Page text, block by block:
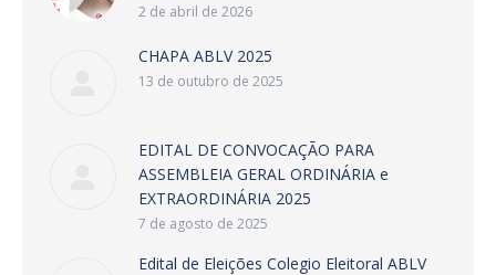
2 de abril de 2026
CHAPA ABLV 2025
13 de outubro de 2025
EDITAL DE CONVOCAÇÃO PARA
ASSEMBLEIA GERAL ORDINÁRIA e
EXTRAORDINÁRIA 2025
7 de agosto de 2025
Edital de Eleições Colegio Eleitoral ABLV